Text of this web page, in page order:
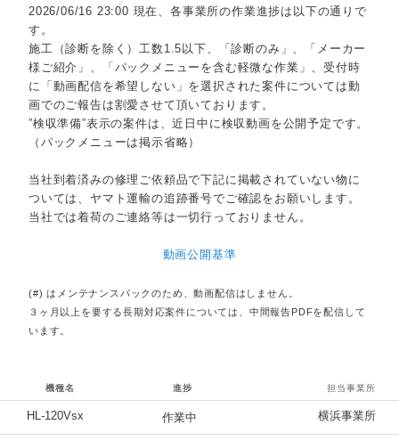
2026/06/16 23:00 現在、各事業所の作業進捗は以下の通りで
す。
施工（診断を除く）工数1.5以下、「診断のみ」、「メーカー
様ご紹介」、「パックメニューを含む軽微な作業」、受付時
に「動画配信を希望しない」を選択された案件については動
画でのご報告は割愛させて頂いております。
”検収準備”表示の案件は、近日中に検収動画を公開予定です。
（パックメニューは掲示省略）
当社到着済みの修理ご依頼品で下記に掲載されていない物に
ついては、ヤマト運輸の追跡番号でご確認をお願いします。
当社では着荷のご連絡等は一切行っておりません。
動画公開基準
(#) はメンテナンスパックのため、動画配信はしません。
３ヶ月以上を要する長期対応案件については、中間報告PDFを配信して
います。
機種名 進捗 担当事業所
HL-120Vsx 作業中 横浜事業所